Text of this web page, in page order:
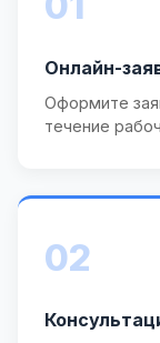
Онлайн-
Оформите
течение
02